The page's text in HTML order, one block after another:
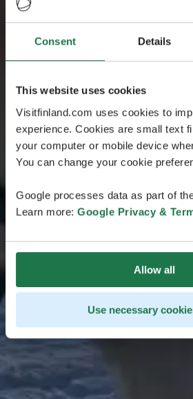
Consent Details
This website uses cookies
Visitfinland.com uses cookies to
experience. Cookies are small text
your computer or mobile device
You can change your cookie
Google processes data as part of
Learn more: Google Privacy &
Allow all
Use necessary